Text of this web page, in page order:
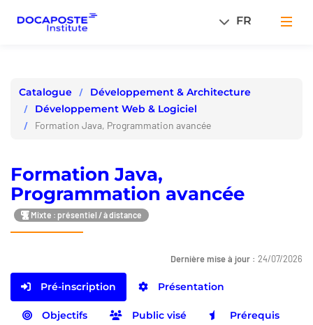
FR
Catalogue
Développement & Architecture
Développement Web & Logiciel
Formation Java, Programmation avancée
Formation Java,
Programmation avancée
Mixte : présentiel / à distance
Dernière mise à jour : 24/07/2026
Pré-inscription Présentation
Objectifs Public visé Prérequis